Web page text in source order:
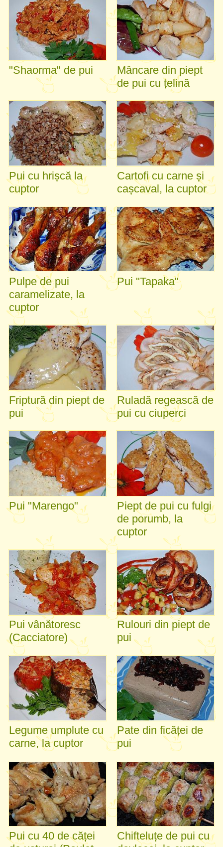
"Shaorma" de pui
Mâncare din piept
de pui cu țelină
Pui cu hrișcă la
cuptor
Cartofi cu carne și
cașcaval, la cuptor
Pulpe de pui
caramelizate, la
cuptor
Pui "Tapaka"
Friptură din piept de
pui
Ruladă regească de
pui cu ciuperci
Pui "Marengo"
Piept de pui cu fulgi
de porumb, la
cuptor
Pui vânătoresc
(Cacciatore)
Rulouri din piept de
pui
Legume umplute cu
carne, la cuptor
Pate din ficăței de
pui
Pui cu 40 de căței
Chifteluțe de pui cu